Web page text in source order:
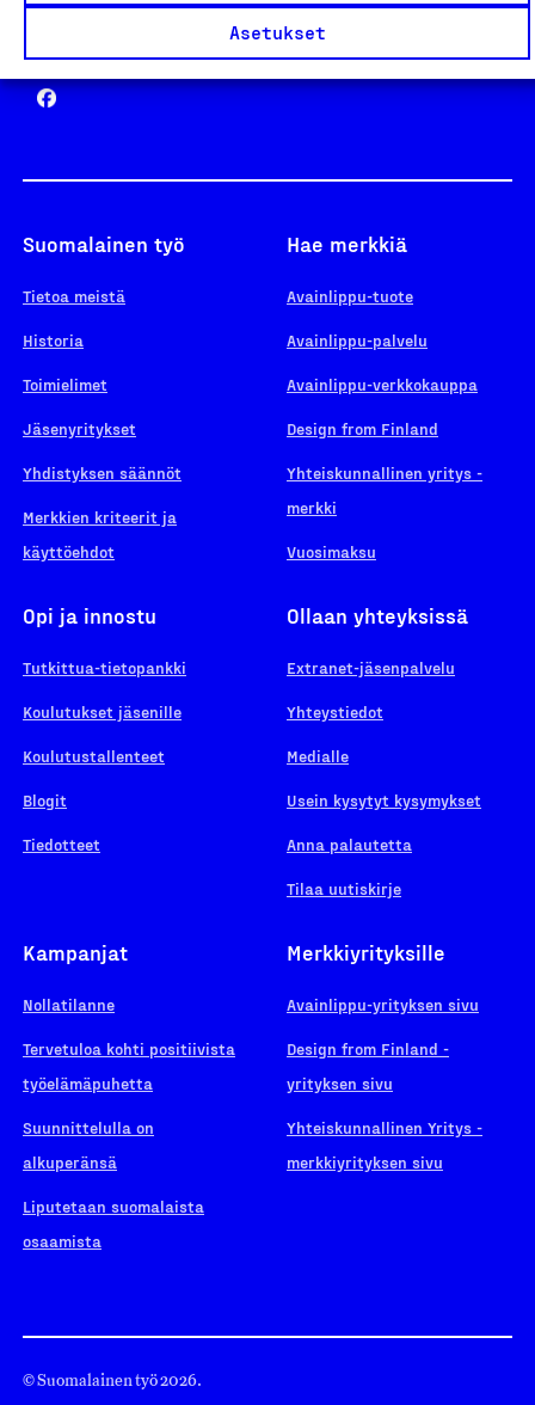
Asetukset
Yhteiskunnallinen Yritys -merkki
Suomalainen työ
Tietoa meistä
Historia
Toimielimet
Jäsenyritykset
Yhdistyksen säännöt
Merkkien kriteerit ja
käyttöehdot
Hae merkkiä
Avainlippu-tuote
Avainlippu-palvelu
Avainlippu-verkkokauppa
Design from Finland
Yhteiskunnallinen yritys -
merkki
Vuosimaksu
Opi ja innostu
Tutkittua-tietopankki
Koulutukset jäsenille
Koulutustallenteet
Blogit
Tiedotteet
Ollaan yhteyksissä
Extranet-jäsenpalvelu
Yhteystiedot
Medialle
Usein kysytyt kysymykset
Anna palautetta
Tilaa uutiskirje
Kampanjat
Nollatilanne
Tervetuloa kohti positiivista
työelämäpuhetta
Suunnittelulla on
alkuperänsä
Liputetaan suomalaista
osaamista
Merkkiyrityksille
Avainlippu-yrityksen sivu
Design from Finland -
yrityksen sivu
Yhteiskunnallinen Yritys -
merkkiyrityksen sivu
© Suomalainen työ 2026.